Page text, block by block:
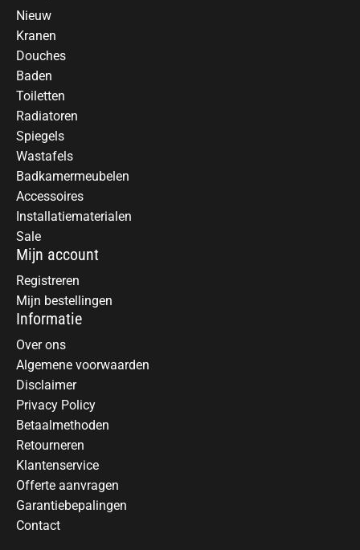
Nieuw
Kranen
Douches
Baden
Toiletten
Radiatoren
Spiegels
Wastafels
Badkamermeubelen
Accessoires
Installatiematerialen
Sale
Mijn account
Registreren
Mijn bestellingen
Informatie
Over ons
Algemene voorwaarden
Disclaimer
Privacy Policy
Betaalmethoden
Retourneren
Klantenservice
Offerte aanvragen
Garantiebepalingen
Contact